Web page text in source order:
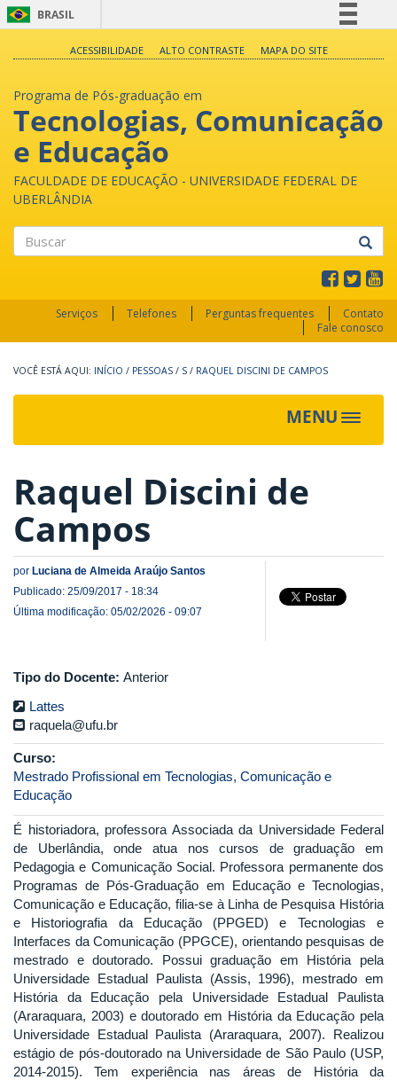
BRASIL
Acesso à informação
Canais
ACESSIBILIDADE ALTO CONTRASTE MAPA DO SITE
Programa de Pós-graduação em
Tecnologias, Comunicação
e Educação
FACULDADE DE EDUCAÇÃO - UNIVERSIDADE FEDERAL DE
UBERLÂNDIA
Serviços Telefones Perguntas frequentes
Contato
Fale conosco
INÍCIO / PESSOAS / S / RAQUEL DISCINI DE CAMPOS
MENU
Toggle
Raquel Discini de
Campos
por Luciana de Almeida Araújo Santos
Publicado: 25/09/2017 - 18:34
Última modificação: 05/02/2026 - 09:07
Tipo do Docente: Anterior
Lattes
raquela@ufu.br
Curso:
Mestrado Profissional em Tecnologias, Comunicação e
Educação
É historiadora, professora Associada da Universidade Federal
de Uberlândia, onde atua nos cursos de graduação em
Pedagogia e Comunicação Social. Professora permanente dos
Programas de Pós-Graduação em Educação e Tecnologias,
Comunicação e Educação, filia-se à Linha de Pesquisa História
e Historiografia da Educação (PPGED) e Tecnologias e
Interfaces da Comunicação (PPGCE), orientando pesquisas de
mestrado e doutorado. Possui graduação em História pela
Universidade Estadual Paulista (Assis, 1996), mestrado em
História da Educação pela Universidade Estadual Paulista
(Araraquara, 2003) e doutorado em História da Educação pela
Universidade Estadual Paulista (Araraquara, 2007). Realizou
estágio de pós-doutorado na Universidade de São Paulo (USP,
2014-2015). Tem experiência nas áreas de História da